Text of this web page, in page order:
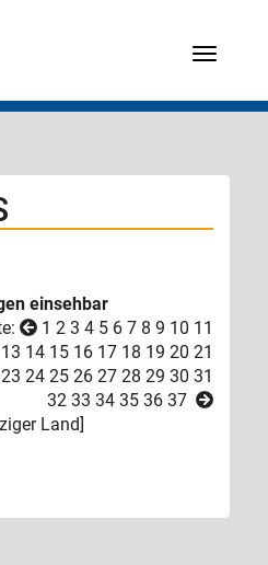
Menü
einsehbar
1 2 3 4 5 6 7 8 9 10 11
13 14 15 16 17 18 19 20 21
23 24 25 26 27 28 29 30 31
32 33 34 35 36 37
Land]